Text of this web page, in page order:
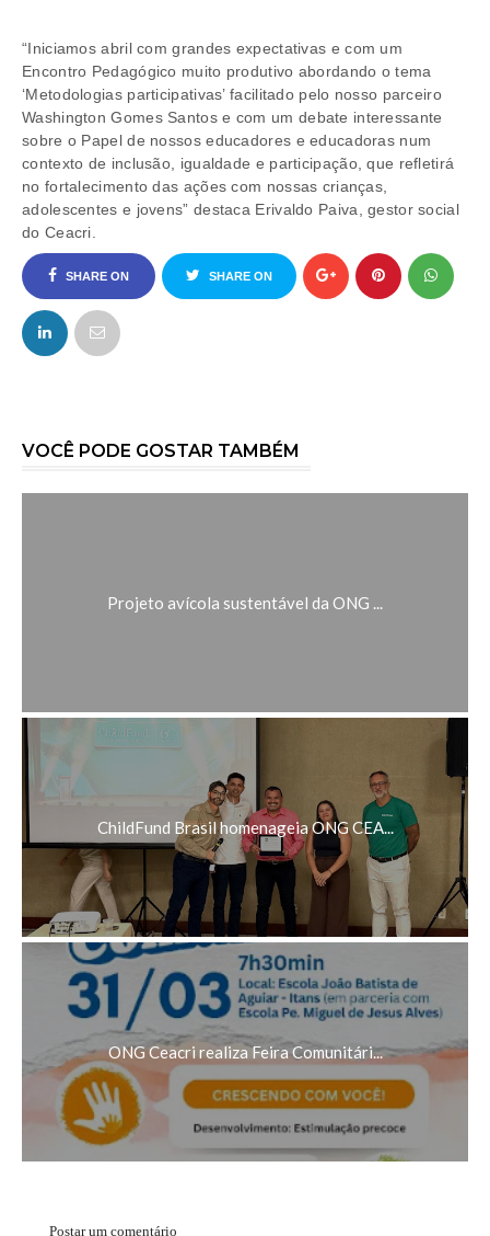
“Iniciamos abril com grandes expectativas e com um
Encontro Pedagógico muito produtivo abordando o tema
‘Metodologias participativas’ facilitado pelo nosso parceiro
Washington Gomes Santos e com um debate interessante
sobre o Papel de nossos educadores e educadoras num
contexto de inclusão, igualdade e participação, que refletirá
no fortalecimento das ações com nossas crianças,
adolescentes e jovens” destaca Erivaldo Paiva, gestor social
do Ceacri.
SHARE ON
FACEBOOK
SHARE ON
VOCÊ PODE GOSTAR TAMBÉM
Projeto avícola sustentável da ONG ...
ChildFund Brasil homenageia ONG CEA...
ONG Ceacri realiza Feira Comunitári...
Postar um comentário